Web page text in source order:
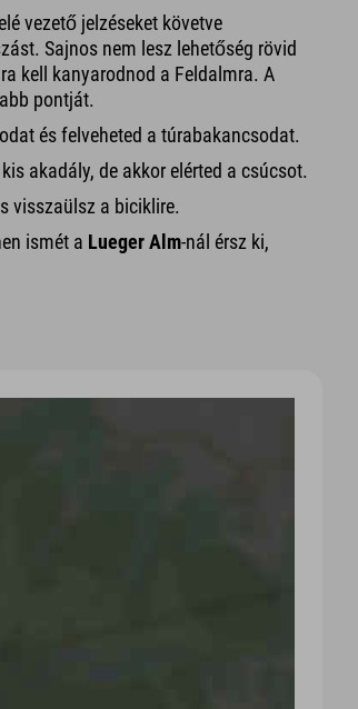
vezető jelzéseket követve
Sajnos nem lesz lehetőség rövid
kell kanyarodnod a Feldalmra. A
pontját.
és felveheted a túrabakancsodat.
akadály, de akkor elérted a csúcsot.
visszaülsz a biciklire.
ismét a Lueger Alm-nál érsz ki,